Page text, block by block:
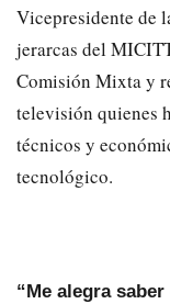
Vicepresidente de
jerarcas del
Comisión Mixta y
televisión quienes
técnicos y
tecnológico.
“Me alegra